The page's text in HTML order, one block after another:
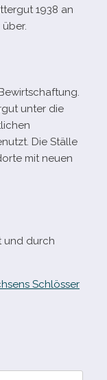
1938 an
unter die
Die Ställe
mit neuen
und durch
Schlösser